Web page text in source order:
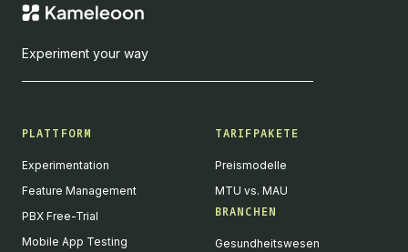
Experiment your way
PLATTFORM
Experimentation
Feature Management
PBX Free-Trial
Mobile App Testing
TARIFPAKETE
Preismodelle
MTU vs. MAU
BRANCHEN
Gesundheitswesen